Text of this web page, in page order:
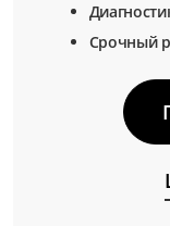
Срочный